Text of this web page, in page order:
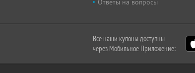
Ответы на вопросы
Все наши купоны доступны
через Мобильное Приложение: